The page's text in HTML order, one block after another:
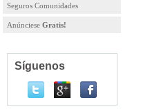
Seguros Comunidades
Anúnciese Gratis!
Síguenos